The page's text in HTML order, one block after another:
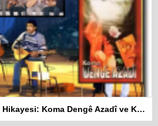
Kürt Müziğinin Değişim Hikayesi: Koma Dengê Azadî ve Koma Amed